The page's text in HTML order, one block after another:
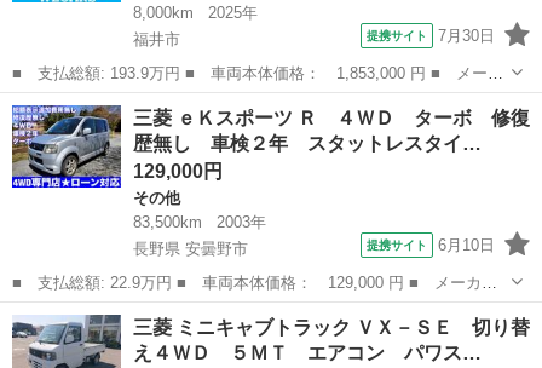
8,000km
2025年
福井市
提携サイト 7月30日
■ 支払総額: 193.9万円 ■ 車両本体価格： 1,853,000 円 ■ メーカ
ー名： 三菱 ■ 車種名： デリカミニ ■ グレード名： ４ＷＤ
Ｇ 保証書／イーアシスト（ミツビシ）／電動スライドドア／シート
ヒーター...
福井 福井市 三菱
三菱 ｅＫスポーツ Ｒ ４ＷＤ ターボ 修復
歴無し 車検２年 スタットレスタイ…
129,000円
その他
83,500km
2003年
長野県 安曇野市
提携サイト 6月10日
■ 支払総額: 22.9万円 ■ 車両本体価格： 129,000 円 ■ メーカー
名： 三菱 ■ 車種名： ｅＫスポーツ ■ グレード名： Ｒ ４Ｗ
Ｄ ターボ 修復歴無し 車検２年 スタットレスタイヤ キーレ
ス ローン対応...
長野 安曇野市 その他
三菱 ミニキャブトラック ＶＸ－ＳＥ 切り替
え４ＷＤ ５ＭＴ エアコン パワス…